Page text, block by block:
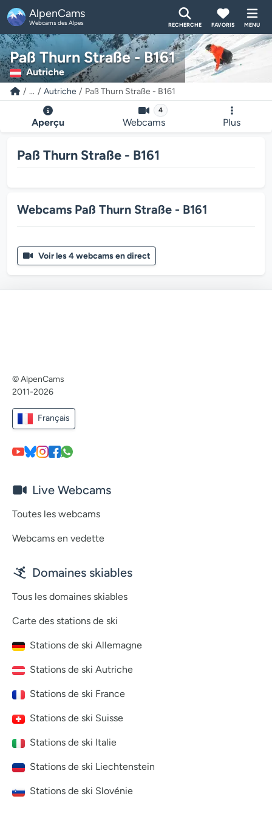
AlpenCams
Webcams des Alpes RECHERCHE FAVORIS MENU
Paß Thurn Straße - B161
Autriche
... Autriche Paß Thurn Straße - B161
Aperçu
4
Webcams Plus
Paß Thurn Straße - B161
Webcams Paß Thurn Straße - B161
Voir les 4 webcams en direct
© AlpenCams
2011-2026
Français
Live Webcams
Toutes les webcams
Webcams en vedette
Domaines skiables
Tous les domaines skiables
Carte des stations de ski
Stations de ski Allemagne
Stations de ski Autriche
Stations de ski France
Stations de ski Suisse
Stations de ski Italie
Stations de ski Liechtenstein
Stations de ski Slovénie